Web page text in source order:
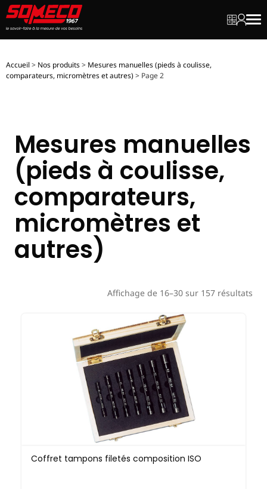
MonMon
Accueil > Nos produits> Mesures manuelles (pieds à coulisse,
comparateurs, micromètres et autres)> Page 2
Mesures manuelles
(pieds à coulisse,
comparateurs,
micromètres et
autres)
Affichage de 16–30 sur 157 résultats
Coffret tampons filetés composition ISO